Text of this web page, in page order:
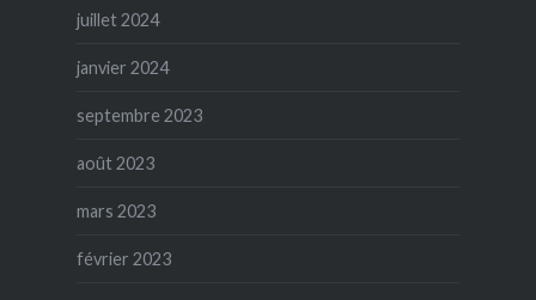
juillet 2024
janvier 2024
septembre 2023
août 2023
mars 2023
février 2023